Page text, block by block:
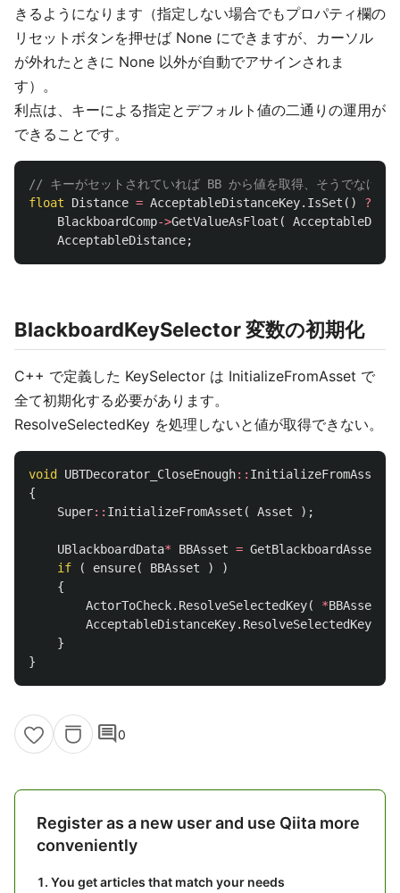
きるようになります（指定しない場合でもプロパティ欄の
リセットボタンを押せば None にできますが、カーソル
が外れたときに None 以外が自動でアサインされま
す）。
利点は、キーによる指定とデフォルト値の二通りの運用が
できることです。
// キーがセットされていれば BB から値を取得、そうでなけれ
float
Distance = AcceptableDistanceKey. IsSet ()
?
BlackboardComp->GetValueAsFloat (
AcceptableDistance;
BlackboardKeySelector 変数の初期化
C++ で定義した KeySelector は InitializeFromAsset で
全て初期化する必要があります。
ResolveSelectedKey を処理しないと値が取得できない。
void UBTDecorator_CloseEnough:: InitializeFromAsset
{
Super:: InitializeFromAsset ( Asset );
UBlackboardData* BBAsset = GetBlackboardAsset
if
( ensure( BBAsset )
)
{
ActorToCheck. ResolveSelectedKey( *BBAsset
AcceptableDistanceKey. ResolveSelectedKey
}
}
comment0
Register as a new user and use Qiita more
conveniently
You get articles that match your needs